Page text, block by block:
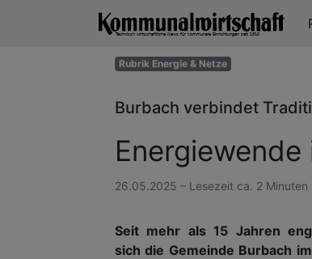
Rubrik Energie & Netze
Burbach verbindet
26.05.2025 – Lesezeit ca. 2 Minuten
Seit mehr als 15 Jahren
sich die Gemeinde Burbach